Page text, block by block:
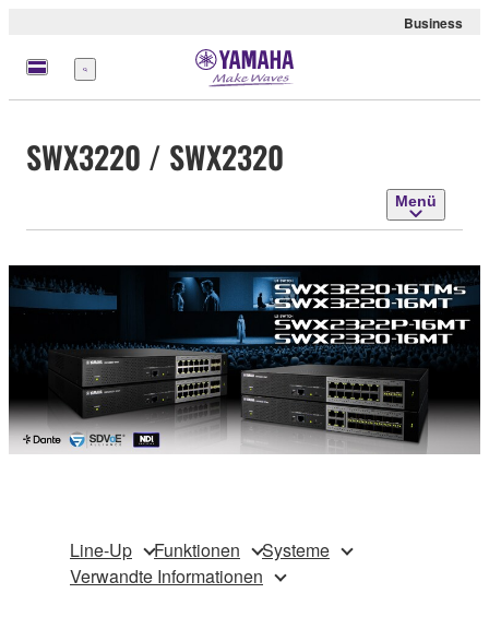
Business
Menü
SWX3220 / SWX2320
Menü
Line-Up Funktionen
Systeme
Verwandte Informationen